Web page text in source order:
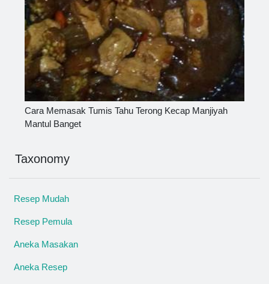
Cara Memasak Tumis Tahu Terong Kecap Manjiyah
Mantul Banget
Taxonomy
Resep Mudah
Resep Pemula
Aneka Masakan
Aneka Resep